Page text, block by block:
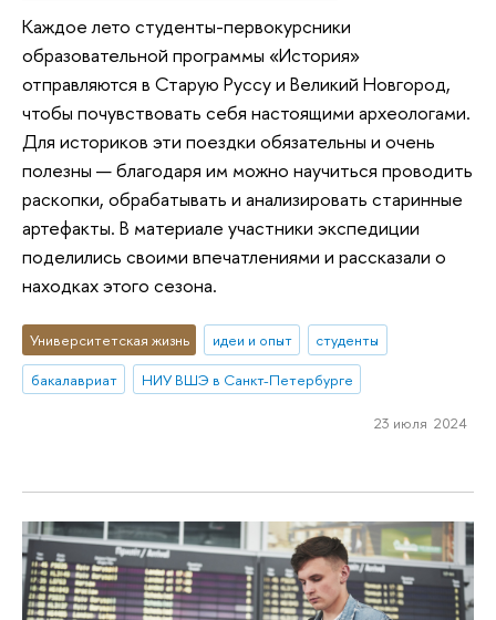
Каждое лето студенты-первокурсники
образовательной программы «История»
отправляются в Старую Руссу и Великий Новгород,
чтобы почувствовать себя настоящими археологами.
Для историков эти поездки обязательны и очень
полезны — благодаря им можно научиться проводить
раскопки, обрабатывать и анализировать старинные
артефакты. В материале участники экспедиции
поделились своими впечатлениями и рассказали о
находках этого сезона.
Университетская жизнь идеи и опыт
студенты
бакалавриат
НИУ ВШЭ в Санкт-Петербурге
23 июля 2024